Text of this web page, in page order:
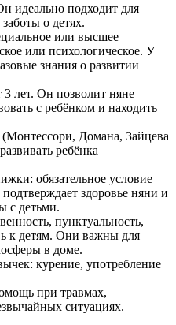
идеально подходит для
о детях.
или высшее
или психологическое. У
знания о развитии
лет. Он позволит няне
с ребёнком и находить
Домана, Зайцева
ребёнка
обязательное условие
здоровье няни и
с детьми.
пунктуальность,
к детям. Они важны для
в доме.
курение, употребление
при травмах,
ситуациях.